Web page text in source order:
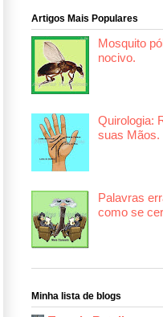
Artigos Mais Populares
Mosquito
nocivo.
Quirologia:
suas Mãos.
Palavras
como se
Minha lista de blogs